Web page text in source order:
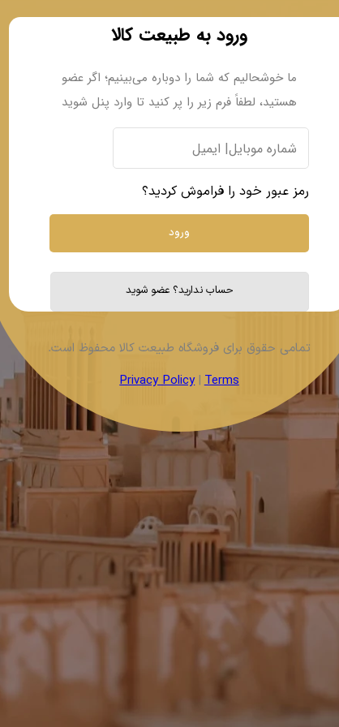
ورود به طبیعت کالا
ما خوشحالیم که شما را دوباره می‌بینیم؛ اگر عضو
هستید، لطفاً فرم زیر را پر کنید تا وارد پنل شوید
رمز عبور خود را فراموش کردید؟
حساب ندارید؟ عضو شوید
تمامی حقوق برای فروشگاه طبیعت کالا محفوظ است.
Terms
|
Privacy Policy